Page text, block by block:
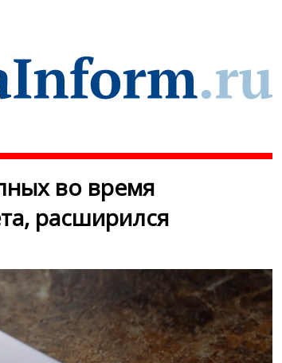
во время
расширился